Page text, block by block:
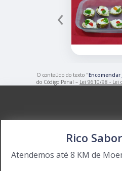
‹
O conteúdo do texto "
do Código Penal – Lei 9610/98 - Lei
Rico Sabor
Atendemos até 8 KM de